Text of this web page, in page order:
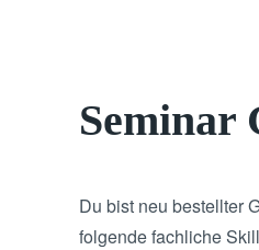
Seminar
Du bist neu bestellter
folgende fachliche